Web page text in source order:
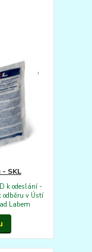
- SKL
k odeslání -
odběru v Ústí
Labem